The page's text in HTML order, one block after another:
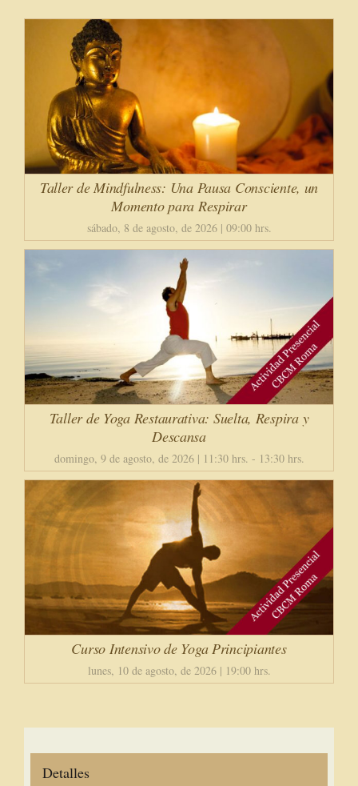
Taller de Mindfulness: Una Pausa Consciente, un
Momento para Respirar
sábado, 8 de agosto, de 2026 | 09:00 hrs.
Taller de Yoga Restaurativa: Suelta, Respira y
Descansa
domingo, 9 de agosto, de 2026 | 11:30 hrs. - 13:30 hrs.
Curso Intensivo de Yoga Principiantes
lunes, 10 de agosto, de 2026 | 19:00 hrs.
Detalles